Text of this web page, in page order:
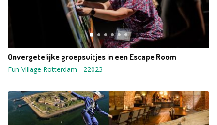
Onvergetelijke groepsuitjes in een Escape Room
Fun Village Rotterdam - 22023